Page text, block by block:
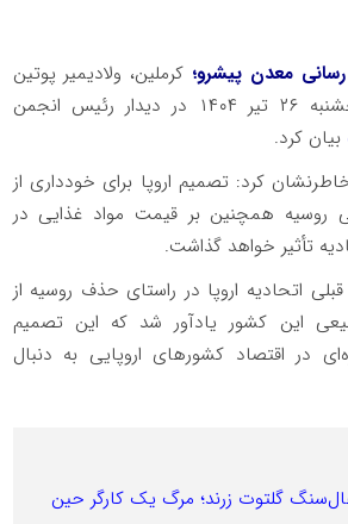
رسانی معدن پیشرو؛ کرملین، ولادیمیر پوتین
انجمن
بیان کرد.
کرد: تصمیم اروپا برای خودداری از
روسیه همچنین بر قیمت مواد غذایی در
تأثیر خواهد گذاشت.
قبلی اتحادیه اروپا در راستای حذف روسیه از
این کشور یادآور شد که این تصمیم
در اقتصاد کشورهای اروپایی به دنبال
گلتوت زرند؛ مرگ یک کارگر حین